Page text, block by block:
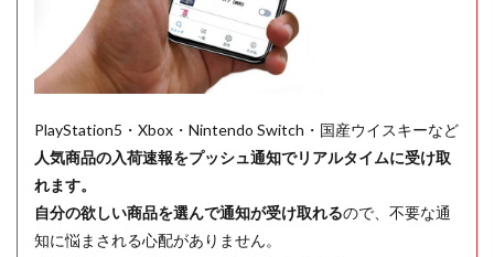
PlayStation5・Xbox・Nintendo Switch・国産ウイスキーなど
人気商品の入荷速報をプッシュ通知でリアルタイムに受け取
れます。
自分の欲しい商品を選んで通知が受け取れるので、不要な通
知に悩まされる心配がありません。